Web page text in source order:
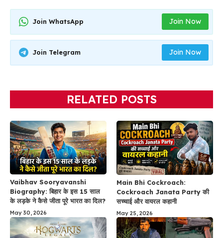
Join WhatsApp Join Now
Join Telegram Join Now
RELATED POSTS
Vaibhav Sooryavanshi
Biography: बिहार के इस 15 साल
के लड़के ने कैसे जीता पूरे भारत का दिल?
May 30, 2026
Main Bhi Cockroach:
Cockroach Janata Party की
सच्चाई और वायरल कहानी
May 25, 2026